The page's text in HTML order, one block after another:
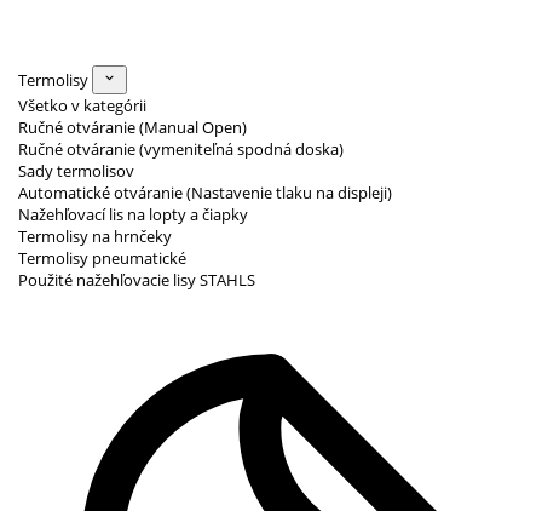
Termolisy
Všetko v kategórii
Ručné otváranie (Manual Open)
Ručné otváranie (vymeniteľná spodná doska)
Sady termolisov
Automatické otváranie (Nastavenie tlaku na displeji)
Nažehľovací lis na lopty a čiapky
Termolisy na hrnčeky
Termolisy pneumatické
Použité nažehľovacie lisy STAHLS